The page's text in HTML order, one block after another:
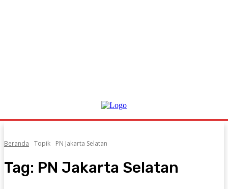
Beranda Topik PN Jakarta Selatan
Tag: PN Jakarta Selatan